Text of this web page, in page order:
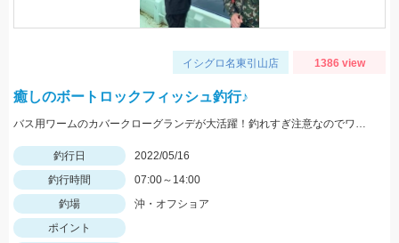
イシグロ名東引山店 1386 view
癒しのボートロックフィッシュ釣行♪
バス用ワームのカバークローグランデが大活躍！釣れすぎ注意なのでワームは沢山用意してくださいネ
釣行日
2022/05/16
釣行時間
07:00～14:00
釣場
沖・オフショア
ポイント